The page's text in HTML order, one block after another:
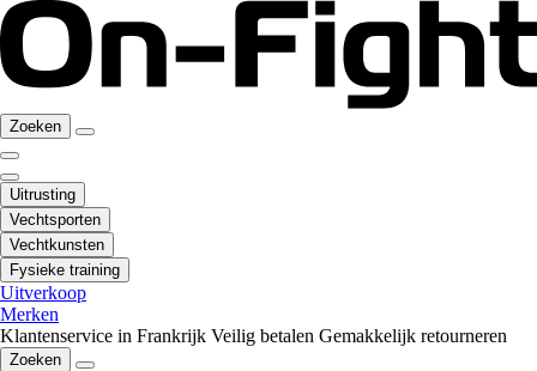
Zoeken
Uitrusting
Vechtsporten
Vechtkunsten
Fysieke training
Uitverkoop
Merken
Klantenservice in Frankrijk Veilig betalen Gemakkelijk retourneren
Zoeken